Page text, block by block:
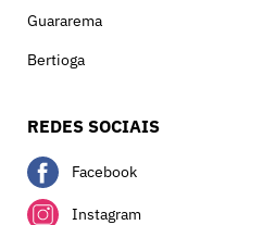
Guararema
Bertioga
REDES SOCIAIS
Facebook
Instagram